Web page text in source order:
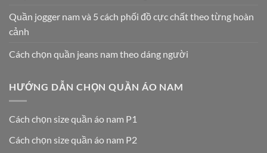
Quần jogger nam và 5 cách phối đồ cực chất theo từng hoàn
cảnh
Cách chọn quần jeans nam theo dáng người
HƯỚNG DẪN CHỌN QUẦN ÁO NAM
Cách chọn size quần áo nam P1
Cách chọn size quần áo nam P2